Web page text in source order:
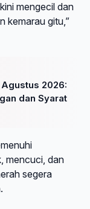
mengecil dan
kemarau gitu,”
2026:
dan Syarat
mencuci, dan
segera